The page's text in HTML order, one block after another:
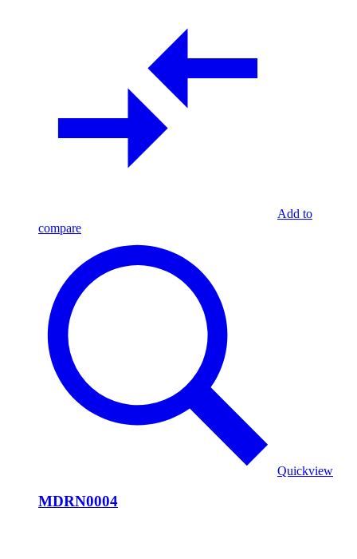
Add to
compare
Quickview
MDRN0004